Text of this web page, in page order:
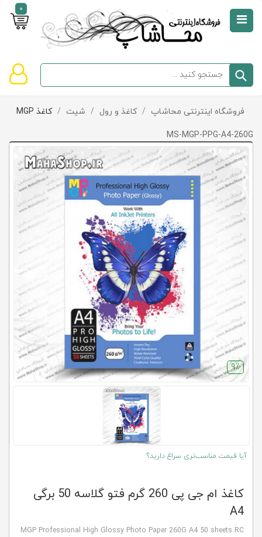
0
صفحه
دسته‌بندی
تخفیف‌ها
و
پیشنهادها
کلاب
سبد
خالی
است
فروشگاه اینترنتی محاشاپ / کاغذ و رول / شیت / کاغذ MGP
MS-MGP-PPG-A4-260G
9٪
آیا قیمت مناسب‌تری سراغ دارید؟
کاغذ ام جی پی 260 گرم فتو گلاسه 50 برگی
A4
MGP Professional High Glossy Photo Paper 260G A4 50 sheets RC